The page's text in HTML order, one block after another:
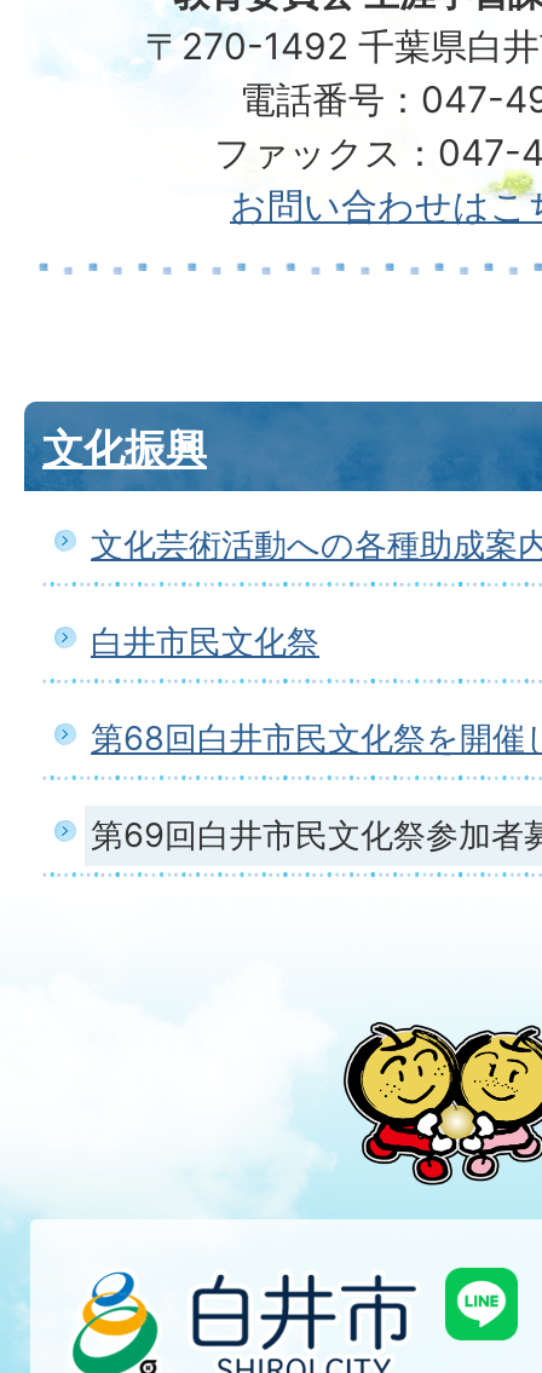
〒270-1492 千葉県白
電話番号：047-
ファックス：047-
お問い合わせはこ
文化振興
文化芸術活動への各種助成案
白井市民文化祭
第68回白井市民文化祭を開催
第69回白井市民文化祭参加者